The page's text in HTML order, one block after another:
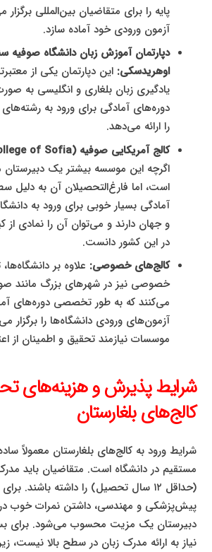
پایه را برای متقاضیان بین‌المللی برگزار
آزمون ورودی خود آماده سازد.
دپارتمان آموزش زبان دانشگاه صوفیه
اوهریدسکی: این دپارتمان یکی از
یادگیری زبان بلغاری و انگلیسی به
دوره‌های آمادگی برای ورود به
را ارائه می‌دهد.
کالج آمریکایی صوفیه (American College of Sofia):
اگرچه این موسسه بیشتر یک دبیرستان
است، اما فارغ‌التحصیلان آن به دلیل
آمادگی بسیار خوبی برای ورود به
و جهان دارند و می‌توان آن را نمادی از
در این کشور دانست.
کالج‌های خصوصی: علاوه بر
خصوصی نیز در شهرهای بزرگ مانند
می‌کنند که به طور تخصصی دوره‌های
آزمون‌های ورودی دانشگاه‌ها را برگزار
موسسات نیازمند تحقیق و اطمینان از
شرایط پذیرش و هزینه‌های
کالج‌های بلغارستان
شرایط ورود به کالج‌های بلغارستان معمولاً
مستقیم در دانشگاه است. متقاضیان باید
(حداقل ۱۲ سال تحصیل) را داشته باشند.
پیش‌پزشکی و مهندسی، داشتن نمرات خوب
دبیرستان یک مزیت محسوب می‌شود. برای
نیاز به ارائه مدرک زبان در سطح بالا نیست،